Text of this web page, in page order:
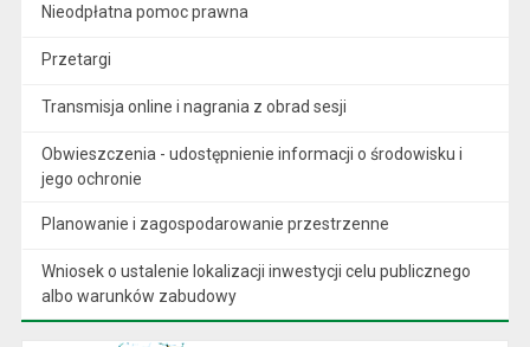
Nieodpłatna pomoc prawna
Przetargi
Transmisja online i nagrania z obrad sesji
Obwieszczenia - udostępnienie informacji o środowisku i
jego ochronie
Planowanie i zagospodarowanie przestrzenne
Wniosek o ustalenie lokalizacji inwestycji celu publicznego
albo warunków zabudowy